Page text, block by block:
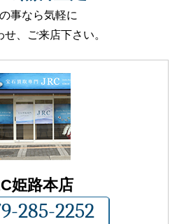
事なら気軽に
せ、ご来店下さい。
姫路本店
285-2252